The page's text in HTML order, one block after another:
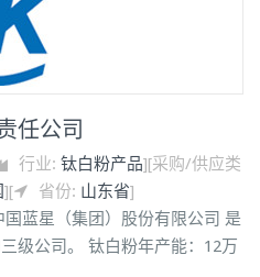
任公司
行业: 钛白粉产品][采购/供应类
][ 省份: 山东省]
蓝星（集团）股份有限公司 是
级公司。 钛白粉年产能：12万